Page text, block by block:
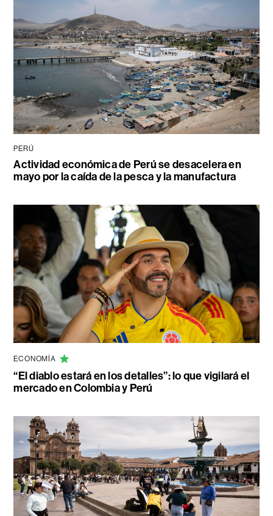
PERÚ
Actividad económica de Perú se desacelera en
mayo por la caída de la pesca y la manufactura
ECONOMÍA
“El diablo estará en los detalles”: lo que vigilará el
mercado en Colombia y Perú